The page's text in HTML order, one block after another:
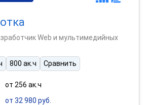
Web и мультимедийных
800 ак.ч Сравнить
от 256 ак.ч
от 32 980 руб.